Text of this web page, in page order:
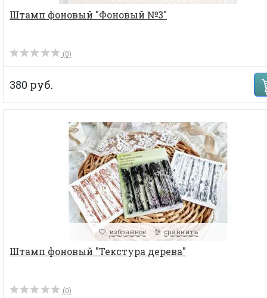
Штамп фоновый "Фоновый №3"
(0)
380 руб.
избранное сравнить
Штамп фоновый "Текстура дерева"
(0)